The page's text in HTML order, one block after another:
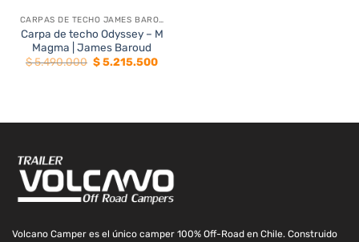
CARPAS DE TECHO JAMES BAROUD
Carpa de techo Odyssey – M
Magma | James Baroud
$5.490.000 El
precio
$5.215.500El
Volcano Camper es el único camper 100% Off-Road en Chile. Construido